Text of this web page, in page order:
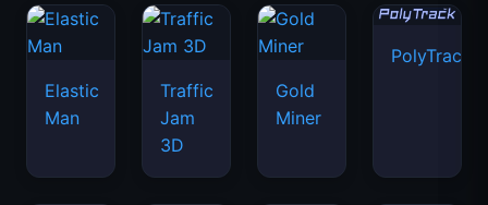
Elastic
Man
Traffic
Jam
3D
Gold
Miner
PolyTrack